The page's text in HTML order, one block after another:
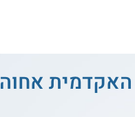
האקדמית אחוה